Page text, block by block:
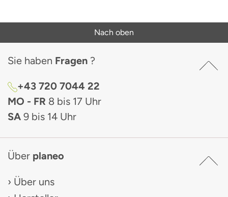
Nach oben
Sie haben Fragen ?
+43 720 7044 22
MO - FR 8 bis 17 Uhr
SA 9 bis 14 Uhr
Über planeo
Über uns